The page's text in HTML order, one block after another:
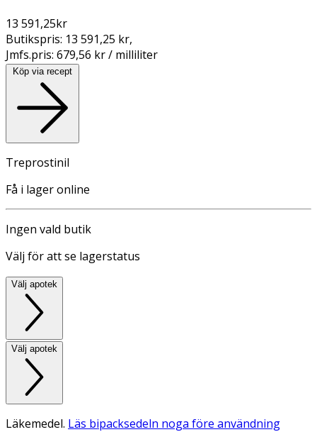
13 591,25kr
Butikspris: 13 591,25 kr,
Jmfs.pris: 679,56 kr / milliliter
Köp via recept
Treprostinil
Få i lager online
Ingen vald butik
Välj för att se lagerstatus
Välj apotek
Välj apotek
Läkemedel. Läs bipacksedeln noga före användning